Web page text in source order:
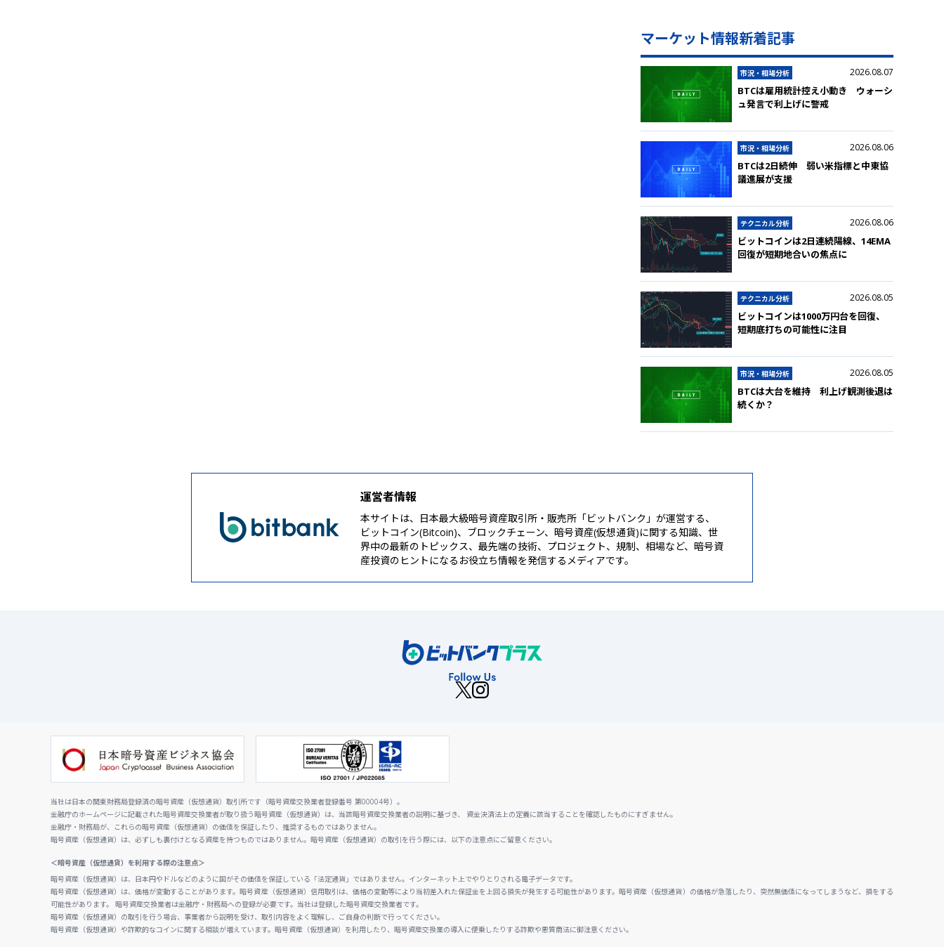
マーケット情報新着記事
市況・相場分析 2026.08.07
BTCは雇用統計控え小動き ウォーシ
ュ発言で利上げに警戒
市況・相場分析 2026.08.06
BTCは2日続伸 弱い米指標と中東協
議進展が支援
テクニカル分析 2026.08.06
ビットコインは2日連続陽線、14EMA
回復が短期地合いの焦点に
テクニカル分析 2026.08.05
ビットコインは1000万円台を回復、
短期底打ちの可能性に注目
市況・相場分析 2026.08.05
BTCは大台を維持 利上げ観測後退は
続くか？
運営者情報
本サイトは、日本最大級暗号資産取引所・販売所「ビットバンク」が運営する、
ビットコイン(Bitcoin)、ブロックチェーン、暗号資産(仮想通貨)に関する知識、世
界中の最新のトピックス、最先端の技術、プロジェクト、規制、相場など、暗号資
産投資のヒントになるお役立ち情報を発信するメディアです。
当社は日本の関東財務局登録済の暗号資産（仮想通貨）取引所です（暗号資産交換業者登録番号 第00004号）。
金融庁のホームページに記載された暗号資産交換業者が取り扱う暗号資産（仮想通貨）は、当該暗号資産交換業者の説明に基づき、 資金決済法上の定義に該当することを確認したものにすぎません。
金融庁・財務局が、これらの暗号資産（仮想通貨）の価値を保証したり、推奨するものではありません。
暗号資産（仮想通貨）は、必ずしも裏付けとなる資産を持つものではありません。暗号資産（仮想通貨）の取引を行う際には、以下の注意点にご留意ください。
＜暗号資産（仮想通貨）を利用する際の注意点＞
暗号資産（仮想通貨）は、日本円やドルなどのように国がその価値を保証している「法定通貨」ではありません。インターネット上でやりとりされる電子データです。
暗号資産（仮想通貨）は、価格が変動することがあります。暗号資産（仮想通貨）信用取引は、価格の変動等により当初差入れた保証金を上回る損失が発生する可能性があります。暗号資産（仮想通貨）の価格が急落したり、突然無価値になってしまうなど、損をする
可能性があります。 暗号資産交換業者は金融庁・財務局への登録が必要です。当社は登録した暗号資産交換業者です。
暗号資産（仮想通貨）の取引を行う場合、事業者から説明を受け、取引内容をよく理解し、ご自身の判断で行ってください。
暗号資産（仮想通貨）や詐欺的なコインに関する相談が増えています。暗号資産（仮想通貨）を利用したり、暗号資産交換業の導入に便乗したりする詐欺や悪質商法に御注意ください。